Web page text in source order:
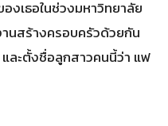
งเธอในช่วงมหาวิทยาลัย
นสร้างครอบครัวด้วยกัน
ละตั้งชื่อลูกสาวคนนี้ว่า แฟ